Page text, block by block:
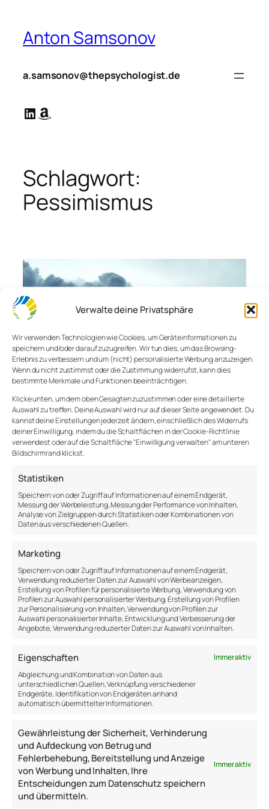
Verwalte deine Privatsphäre
Wir verwenden Technologien wie Cookies, um Geräteinformationen zu
speichern und/oder darauf zuzugreifen. Wir tun dies, um das Browsing-
Erlebnis zu verbessern und um (nicht) personalisierte Werbung anzuzeigen.
Wenn du nicht zustimmst oder die Zustimmung widerrufst, kann dies
bestimmte Merkmale und Funktionen beeinträchtigen.
Klicke unten, um dem oben Gesagten zuzustimmen oder eine detaillierte
Auswahl zu treffen. Deine Auswahl wird nur auf dieser Seite angewendet. Du
kannst deine Einstellungen jederzeit ändern, einschließlich des Widerrufs
deiner Einwilligung, indem du die Schaltflächen in der Cookie-Richtlinie
verwendest oder auf die Schaltfläche "Einwilligung verwalten" am unteren
Bildschirmrand klickst.
Statistiken
Speichern von oder Zugriff auf Informationen auf einem Endgerät,
Messung der Werbeleistung, Messung der Performance von Inhalten,
Analyse von Zielgruppen durch Statistiken oder Kombinationen von
Daten aus verschiedenen Quellen.
Marketing
Speichern von oder Zugriff auf Informationen auf einem Endgerät,
Verwendung reduzierter Daten zur Auswahl von Werbeanzeigen,
Erstellung von Profilen für personalisierte Werbung, Verwendung von
Profilen zur Auswahl personalisierter Werbung, Erstellung von Profilen
zur Personalisierung von Inhalten, Verwendung von Profilen zur
Auswahl personalisierter Inhalte, Entwicklung und Verbesserung der
Angebote, Verwendung reduzierter Daten zur Auswahl von Inhalten.
Eigenschaften
Immer aktiv
Abgleichung und Kombination von Daten aus
unterschiedlichen Quellen, Verknüpfung verschiedener
Endgeräte, Identifikation von Endgeräten anhand
automatisch übermittelter Informationen.
Gewährleistung der Sicherheit, Verhinderung
und Aufdeckung von Betrug und
Fehlerbehebung, Bereitstellung und Anzeige
von Werbung und Inhalten, Ihre
Entscheidungen zum Datenschutz speichern
und übermitteln.
Immer aktiv
springen
Anton Samsonov
a.samsonov@thepsychologist.de
LinkedIn
Amazon
Schlagwort:
Pessimismus
Rauch am Himmel
TOMASZ SROKA
Enttäuschungen? – wurde ich am Wochenende
gefragt. Ich schwieg. Wir schwiegen. Nicht, dass ich
nichts zu sagen hätte – ich hatte meine Meinung.
Doch in diesem Moment ging es nicht um meine
Meinung, sondern um die Sorge meines
Diese Frage war wie schwarzer Rauch am Horizont.
Ich wusste zwar, dass etwas passiert ist, wusste
aber nicht was. Vielleicht war es ein großes Feuer
der Enttäuschung, das im Inneren brannte oder
vielleicht nur eine Flamme der Neugier, die ihre Sicht
erweitern wollte.
Könnte ich ihm helfen, die Welt anders zu sehen, als
er es bisher getan hatte? Könnte ich ihm helfen, die
eigene Perspektive zu wechseln? Ich kann diese
Fragen stellen, sie aber nicht abschließend
beantworten.
30. Juli 2018